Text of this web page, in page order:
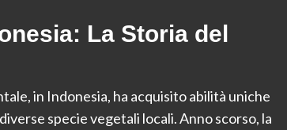
La Storia del
in Indonesia, ha acquisito abilità uniche
specie vegetali locali. Anno scorso, la